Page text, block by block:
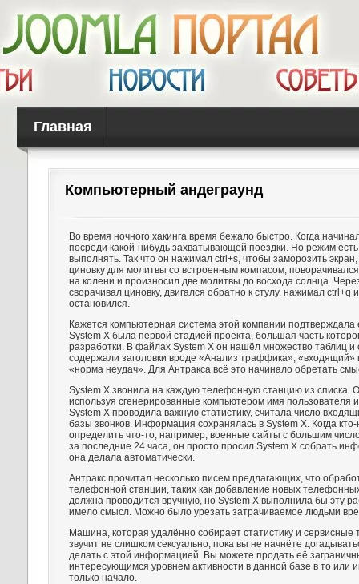
Главная
Компьютерный андеграунд
Во время ночного хакинга время бежало быстро. Когда
посреди какой-нибудь захватывающей поездки. Но режим
выполнять. Так что он нажимал ctrl+s, чтобы заморозить
циновку для молитвы со встроенным компасом,
на колени и произносил две молитвы до восхода солнца.
сворачивал циновку, двигался обратно к стулу, нажимал ctrl+q
остановился.
Кажется компьютерная система этой компании подтверждала
System X была первой стадией проекта, большая часть
разработки. В файлах System X он нашёл множество таблиц и
содержали заголовки вроде «Анализ траффика»,
«норма неудач». Для Антракса всё это начинало обретать
System X звонила на каждую телефонную станцию из списка.
используя сгенерированные компьютером имя пользователя
System X проводила важную статистику, считала число
базы звонков. Информация сохранялась в System X. Когда
определить что-то, например, военные сайты с большим
за последние 24 часа, он просто просил System X собрать
она делала автоматически.
Антракс прочитал несколько писем предлагающих, что
телефонной станции, таких как добавление новых
должна проводится вручную, но System X выполнила бы эту
имело смысл. Можно было урезать затрачиваемое людьми
Машина, которая удалённо собирает статистику и
звучит не слишком сексуально, пока вы не начнёте
делать с этой информацией. Вы можете продать её
интересующимся уровнем активности в данной базе в то или
только начало.